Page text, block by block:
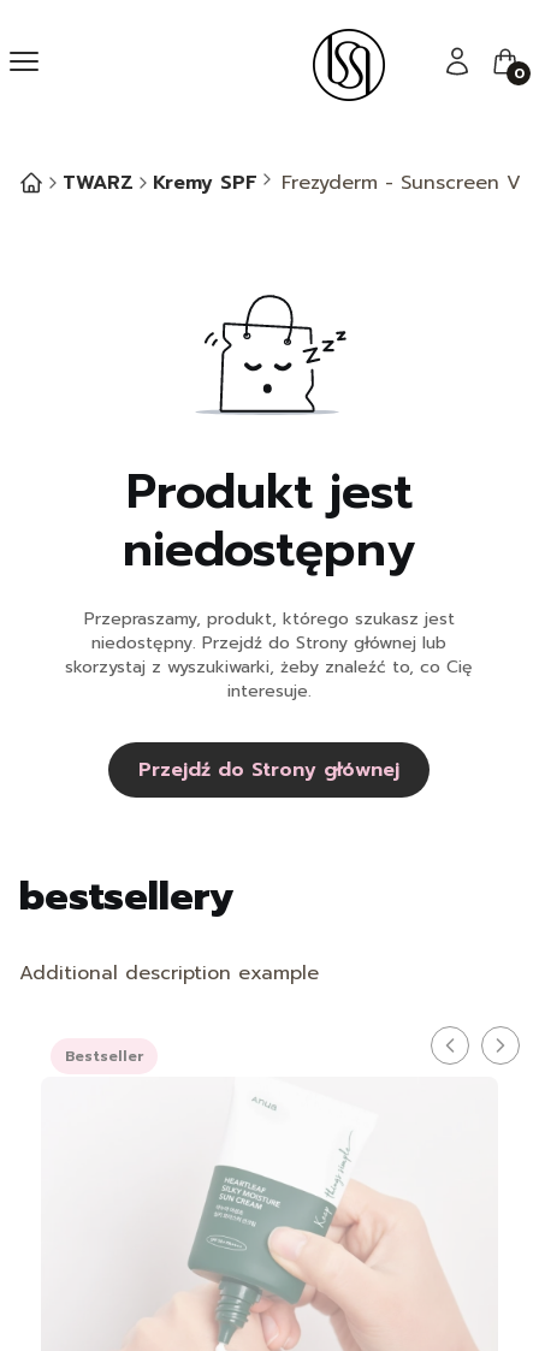
Menu Zaloguj się
TWARZ Kremy SPF Frezyderm - Sunscreen
Produkt jest
niedostępny
Przepraszamy, produkt, którego szukasz jest
niedostępny. Przejdź do Strony głównej lub
skorzystaj z wyszukiwarki, żeby znaleźć to, co Cię
interesuje.
Przejdź do Strony głównej
bestsellery
Additional description example
Bestseller